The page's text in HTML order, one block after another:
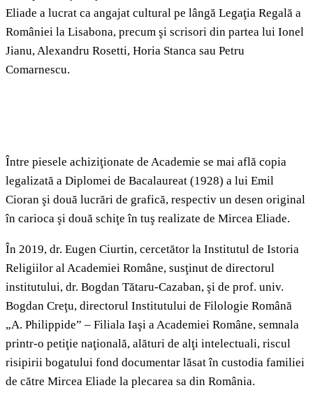
Eliade a lucrat ca angajat cultural pe lângă Legaţia Regală a
României la Lisabona, precum şi scrisori din partea lui Ionel
Jianu, Alexandru Rosetti, Horia Stanca sau Petru
Comarnescu.
Între piesele achiziţionate de Academie se mai află copia
legalizată a Diplomei de Bacalaureat (1928) a lui Emil
Cioran şi două lucrări de grafică, respectiv un desen original
în carioca şi două schiţe în tuş realizate de Mircea Eliade.
În 2019, dr. Eugen Ciurtin, cercetător la Institutul de Istoria
Religiilor al Academiei Române, susţinut de directorul
institutului, dr. Bogdan Tătaru-Cazaban, şi de prof. univ.
Bogdan Creţu, directorul Institutului de Filologie Română
„A. Philippide” – Filiala Iaşi a Academiei Române, semnala
printr-o petiţie naţională, alături de alţi intelectuali, riscul
risipirii bogatului fond documentar lăsat în custodia familiei
de către Mircea Eliade la plecarea sa din România.